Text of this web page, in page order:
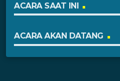
ACARA SAAT INI
ACARA AKAN DATANG